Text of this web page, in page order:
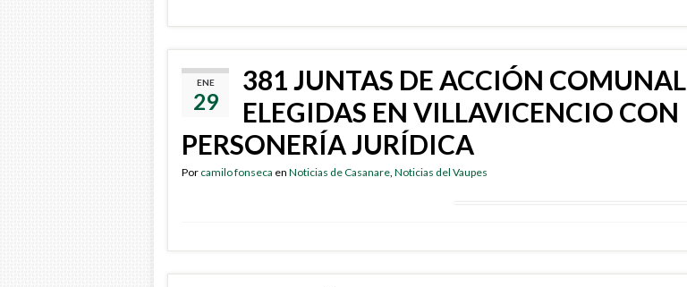
ENE
29
381 JUNTAS DE ACCIÓN COMUNAL
ELEGIDAS EN VILLAVICENCIO CON
PERSONERÍA JURÍDICA
Por camilo fonseca en Noticias de Casanare, Noticias del Vaupes